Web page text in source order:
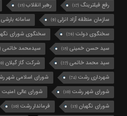
رفع فیلترینگ (17) رهبر انقلاب(15)
سازمان منطقه آزاد انزلی (9) سامانه بارشی
سخنگوی دولت (26) سخنگوی شورای
سید حسن خمینی (15) سیدمحمد خاتمی (12)
سید محمد خاتمی (27) شرکت گاز گیلان (10)
شهرداری رشت (74) شورای اسلامی شهر
شورای شهر رشت (10) شورای عالی
شورای نگهبان (13) فرماندار رشت (10)